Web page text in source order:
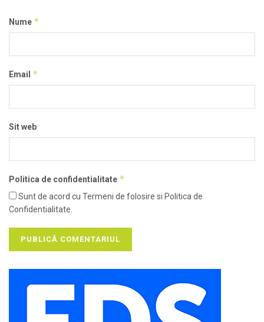
Nume *
Email *
Sit web
Politica de confidentialitate *
Sunt de acord cu Termeni de folosire si Politica de
Confidentialitate.